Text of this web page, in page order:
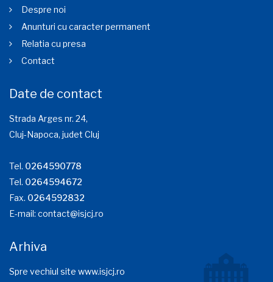
Despre noi
Anunturi cu caracter permanent
Relatia cu presa
Contact
Date de contact
Strada Arges nr. 24,
Cluj-Napoca, judet Cluj
Tel. 0264590778
Tel. 0264594672
Fax. 0264592832
E-mail: contact@isjcj.ro
Arhiva
Spre vechiul site www.isjcj.ro